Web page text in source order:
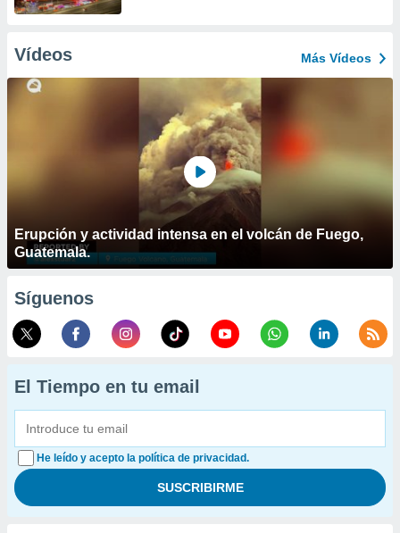
Vídeos Más Vídeos
Erupción y actividad intensa en el volcán de Fuego,
Guatemala.
Síguenos
El Tiempo en tu email
He leído y acepto la política de privacidad.